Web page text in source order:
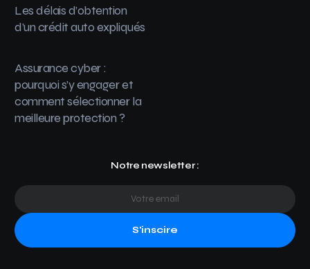
Les délais d’obtention
d’un crédit auto expliqués
Assurance cyber :
pourquoi s’y engager et
comment sélectionner la
meilleure protection ?
Notre newsletter :
S'inscire